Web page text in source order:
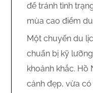
để tránh tình
mùa cao điểm
Một chuyến du
chuẩn bị kỹ
khoảnh khắc. Hồ
cảnh đẹp, vừa